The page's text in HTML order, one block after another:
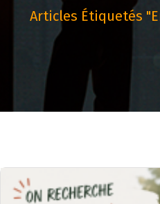
Articles Étiquetés